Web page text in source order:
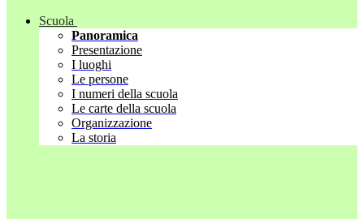
Scuola
Panoramica
Presentazione
I luoghi
Le persone
I numeri della scuola
Le carte della scuola
Organizzazione
La storia